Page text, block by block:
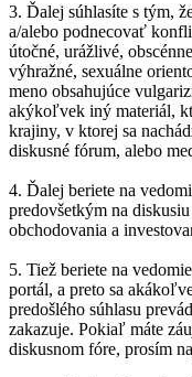
3. Ďalej súhlasíte s tým,
a/alebo podnecovať
útočné, urážlivé,
výhražné, sexuálne
meno obsahujúce
akýkoľvek iný materiál,
krajiny, v ktorej sa
diskusné fórum, alebo
4. Ďalej beriete na
predovšetkým na
obchodovania a
5. Tiež beriete na
portál, a preto sa
predošlého súhlasu
zakazuje. Pokiaľ máte
diskusnom fóre, prosím